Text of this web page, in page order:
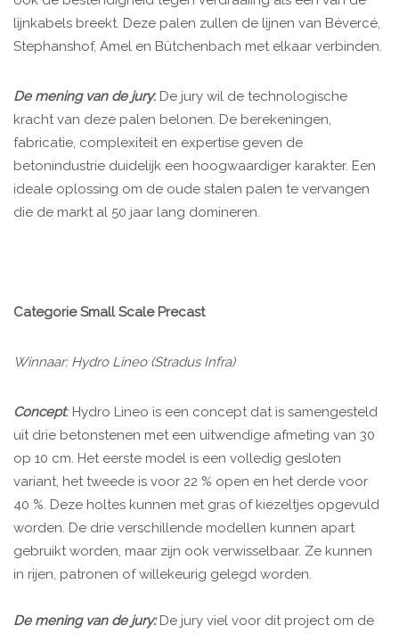
lijnkabels breekt. Deze palen zullen de lijnen van Bévercé,
Stephanshof, Amel en Bütchenbach met elkaar verbinden.
De mening van de jury: De jury wil de technologische
kracht van deze palen belonen. De berekeningen,
fabricatie, complexiteit en expertise geven de
betonindustrie duidelijk een hoogwaardiger karakter. Een
ideale oplossing om de oude stalen palen te vervangen
die de markt al 50 jaar lang domineren.
Categorie Small Scale Precast
Winnaar: Hydro Lineo (Stradus Infra)
Concept:Hydro Lineo is een concept dat is samengesteld
uit drie betonstenen met een uitwendige afmeting van 30
op 10 cm. Het eerste model is een volledig gesloten
variant, het tweede is voor 22 % open en het derde voor
40 %. Deze holtes kunnen met gras of kiezeltjes opgevuld
worden. De drie verschillende modellen kunnen apart
gebruikt worden, maar zijn ook verwisselbaar. Ze kunnen
in rijen, patronen of willekeurig gelegd worden.
De mening van de jury:De jury viel voor dit project om de